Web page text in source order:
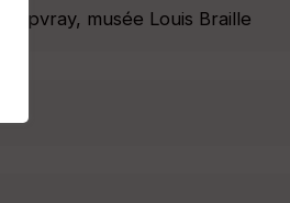
musée Louis Braille